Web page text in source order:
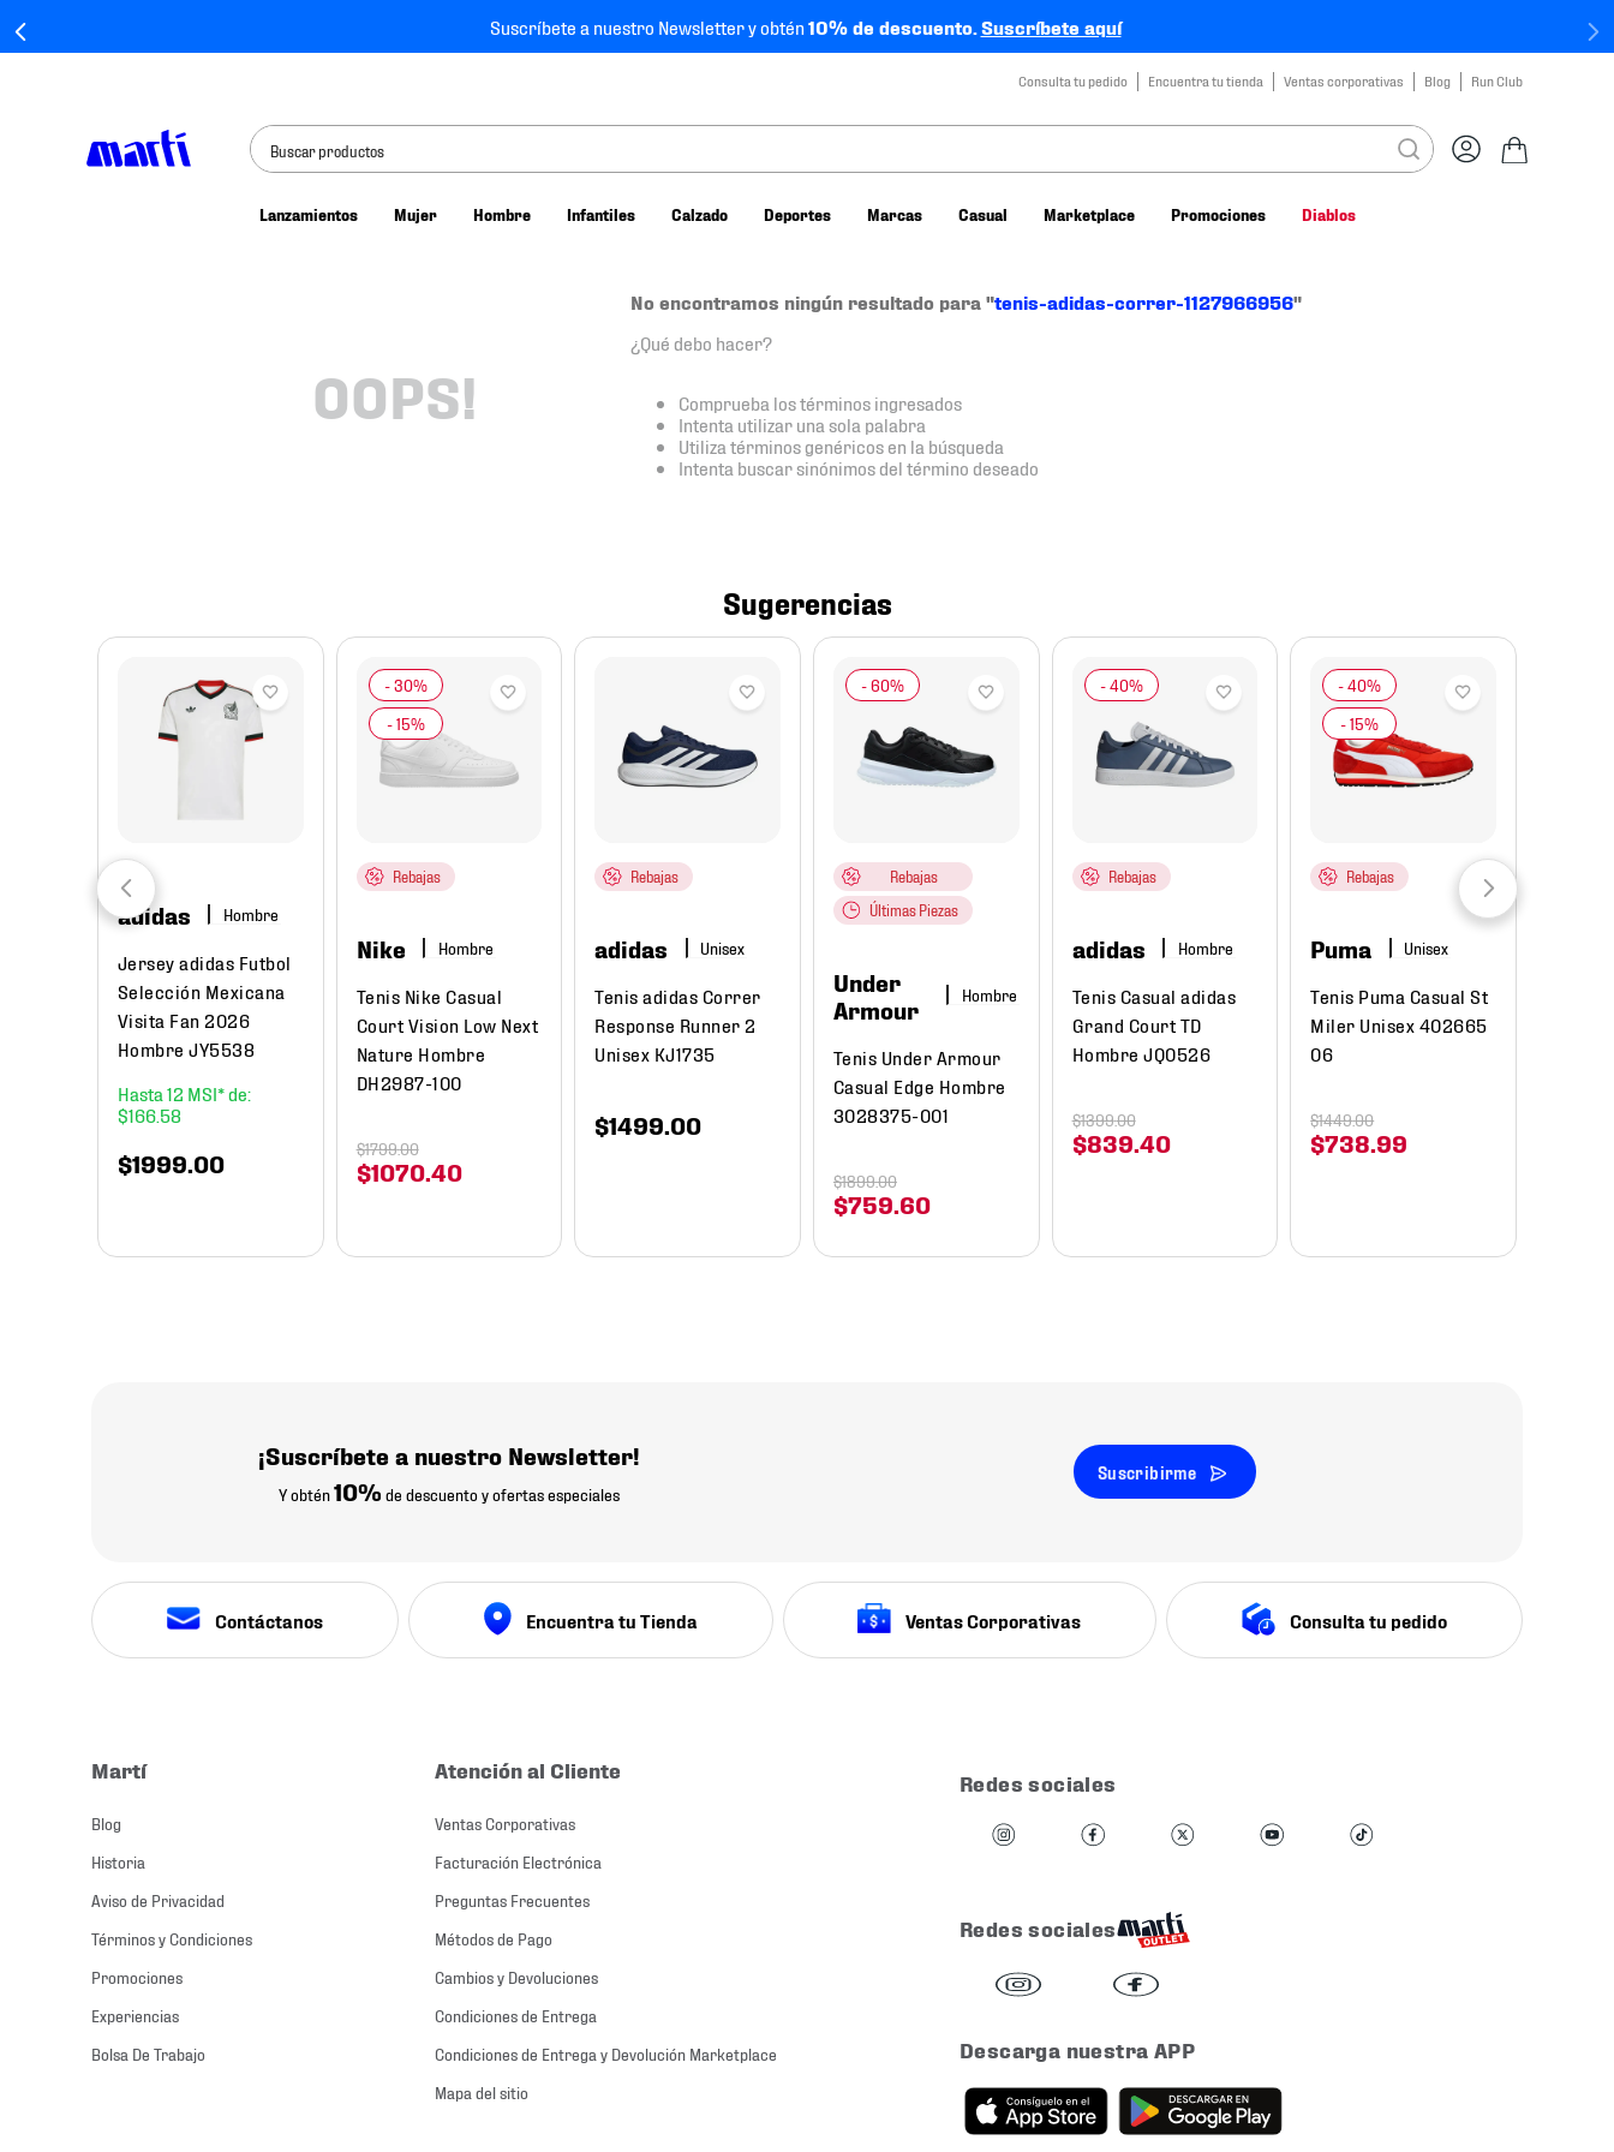
Suscríbete a nuestro Newsletter y obtén10% de descuento.Suscríbete aquí
Consulta tu pedido Encuentra tu tienda Ventas corporativas Blog Run Club
Buscar productos
Lanzamientos Mujer Hombre Infantiles Calzado Deportes Marcas Casual Marketplace Promociones Diablos
OOPS!
No encontramos ningún resultado para "tenis-adidas-correr-1127966956"
¿Qué debo hacer?
Comprueba los términos ingresados
Intenta utilizar una sola palabra
Utiliza términos genéricos en la búsqueda
Intenta buscar sinónimos del término deseado
Sugerencias
adidas Hombre
Jersey adidas Futbol
Selección Mexicana
Visita Fan 2026
Hombre JY5538
12
$166. 58
$1999 00
Rebajas
Nike Hombre
Tenis Nike Casual
Court Vision Low Next
Nature Hombre
DH2987-100
$1070. 40
$1799.00
Rebajas
adidas
Tenis adidas Correr
Response Runner 2
Unisex KJ1735
$1499 00
Rebajas
Últimas Piezas
Under
Armour
Hombre
Tenis Under Armour
Casual Edge Hombre
3028375-001
$759 60
$1899.00
Rebajas
adidas Hombre
Tenis Casual adidas
Grand Court TD
Hombre JQ0526
$839 40
$1399.00
Rebajas
Puma
Tenis Puma Casual St
Miler Unisex 402665
06
$738 99
$1449.00
¡Suscríbete a nuestro Newsletter!
Y obtén10% de descuento y ofertas especiales
Suscribirme
Contáctanos Encuentra tu Tienda Ventas Corporativas Consulta tu pedido
Martí
Blog
Historia
Aviso de Privacidad
Términos y Condiciones
Promociones
Experiencias
Bolsa De Trabajo
Atención al Cliente
Ventas Corporativas
Facturación Electrónica
Preguntas Frecuentes
Métodos de Pago
Cambios y Devoluciones
Condiciones de Entrega
Condiciones de Entrega y Devolución Marketplace
Mapa del sitio
Redes sociales
Redes sociales
Descarga nuestra APP
tenis nike